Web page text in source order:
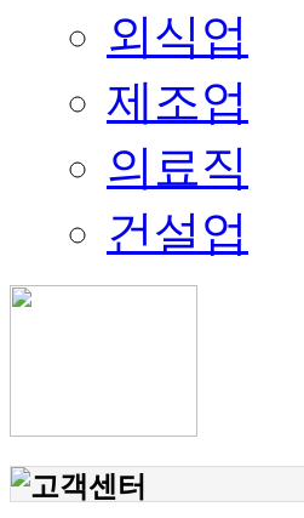
외식업
제조업
의료직
건설업